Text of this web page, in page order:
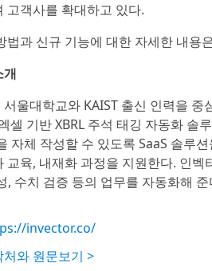
고객사를 확대하고 있다.
법과 신규 기능에 대한 자세한 내용
개
울대학교와 KAIST 출신 인력을
셀 기반 XBRL 주석 태깅 자동화 솔
자체 작성할 수 있도록 SaaS 솔루
교육, 내재화 과정을 지원한다. 인벡
, 수치 검증 등의 업무를 자동화해 준
invector.co/
와 원문보기 >